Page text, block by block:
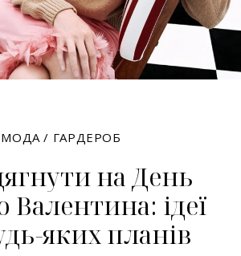
МОДА/ ГАРДЕРОБ
на День
Валентина: ідеї
яких планів